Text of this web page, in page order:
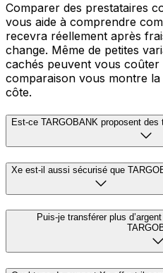
Comparer des prestataires
vous aide à comprendre
recevra réellement après
change. Même de petites
cachés peuvent vous
comparaison vous montre
côte.
Est-ce TARGOBANK proposent
Xe est-il aussi sécurisé que
Puis-je transférer plus